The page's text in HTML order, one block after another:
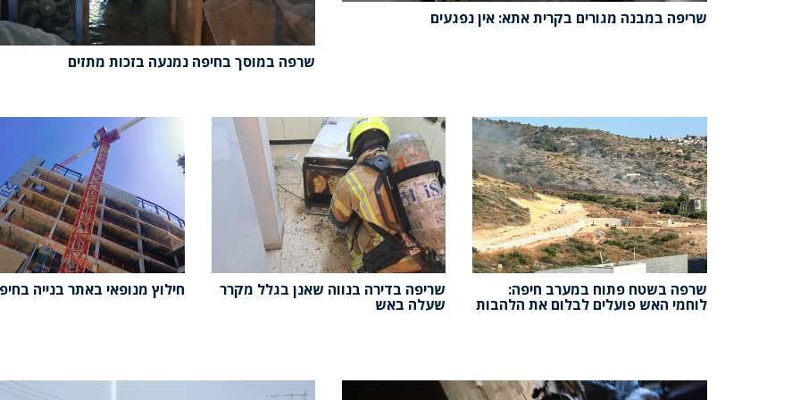
שריפה במבנה מגורים בקרית אתא: אין נפגעים
שרפה במוסך בחיפה נמנעה בזכות מתזים
שרפה בשטח פתוח במערב חיפה:
לוחמי האש פועלים לבלום את הלהבות
שריפה בדירה בנווה שאנן בגלל מקרר
שעלה באש
חילוץ מנופאי באתר בנייה